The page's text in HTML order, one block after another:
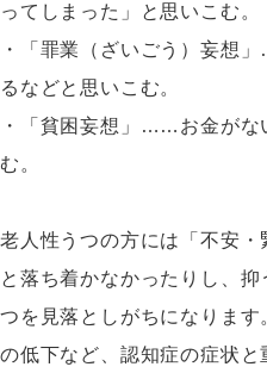
ってしまった」と思いこむ。
・「罪業（ざいごう）妄想
るなどと思いこむ。
・「貧困妄想」……お金がな
む。
老人性うつの方には「不安
と落ち着かなかったりし、
つを見落としがちになりま
の低下など、認知症の症状